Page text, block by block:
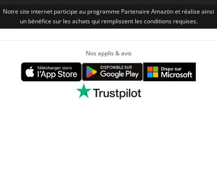
Notre site internet participe au programme Partenaire Αmazοn et réalise ainsi
un bénéfice sur les achats qui remplissent les conditions requises.
Nos applis & avis